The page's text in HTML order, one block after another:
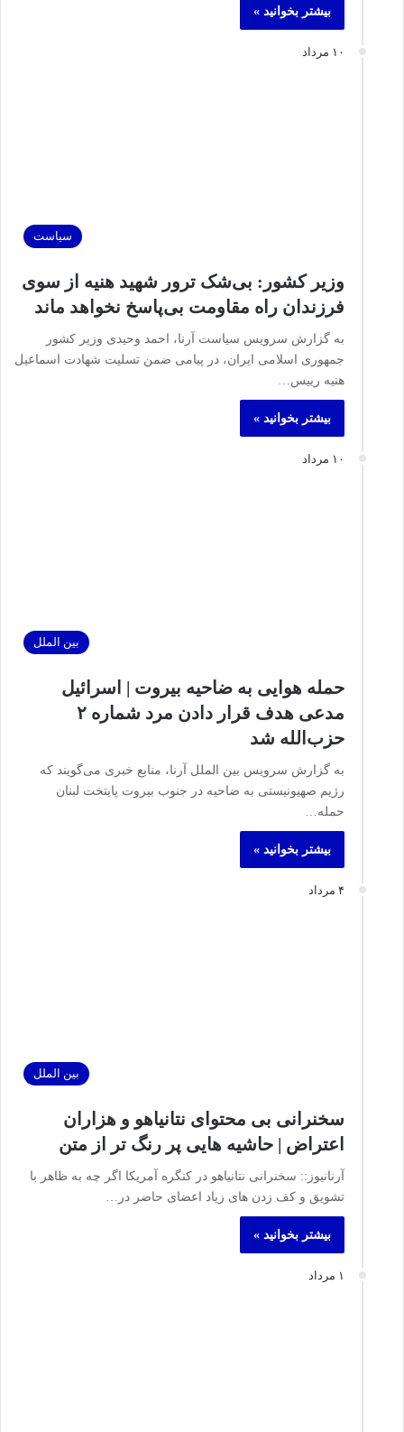
بیشتر بخوانید »
۱۰ مرداد
سیاست
وزیر کشور: بی‌شک ترور شهید هنیه از سوی
فرزندان راه مقاومت بی‌پاسخ نخواهد ماند
به گزارش سرویس سیاست آرنا، احمد وحیدی وزیر کشور
جمهوری اسلامی ایران، در پیامی ضمن تسلیت شهادت اسماعیل
هنیه رییس…
بیشتر بخوانید »
۱۰ مرداد
بین الملل
حمله هوایی به ضاحیه بیروت | اسرائیل
مدعی هدف قرار دادن مرد شماره ۲
حزب‌الله شد
به گزارش سرویس بین الملل آرنا، منابع خبری می‌گویند که
رژیم صهیونیستی به ضاحیه در جنوب بیروت پایتخت لبنان
حمله…
بیشتر بخوانید »
۴ مرداد
بین الملل
سخنرانی بی محتوای نتانیاهو و هزاران
اعتراض | حاشیه هایی پر رنگ تر از متن
آرنانیوز:: سخنرانی نتانیاهو در کنگره آمریکا اگر چه به ظاهر با
تشویق و کف زدن های زیاد اعضای حاضر در…
بیشتر بخوانید »
۱ مرداد